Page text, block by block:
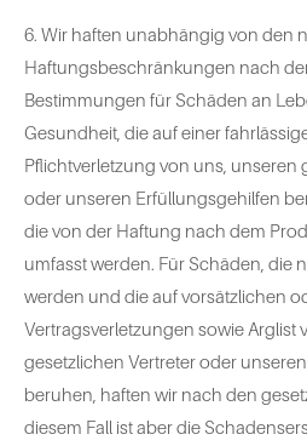
6. Wir haften unabhängig von den
Haftungsbeschränkungen nach
Bestimmungen für Schäden an
Gesundheit, die auf einer
Pflichtverletzung von uns, unseren
oder unseren Erfüllungsgehilfen
die von der Haftung nach dem
umfasst werden. Für Schäden, die
werden und die auf vorsätzlichen
Vertragsverletzungen sowie Arglist
gesetzlichen Vertreter oder
beruhen, haften wir nach den
diesem Fall ist aber die